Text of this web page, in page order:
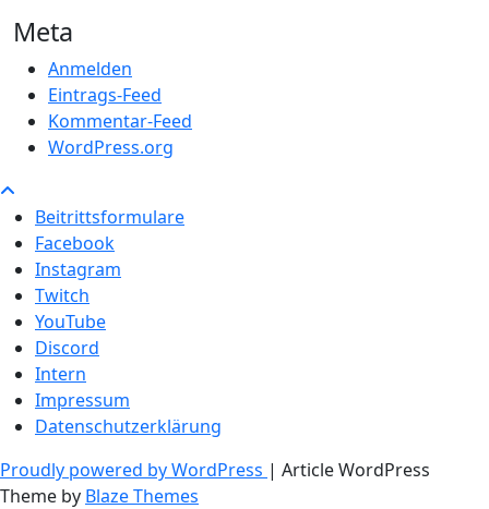
Meta
Anmelden
Eintrags-Feed
Kommentar-Feed
WordPress.org
Beitrittsformulare
Facebook
Instagram
Twitch
YouTube
Discord
Intern
Impressum
Datenschutzerklärung
Proudly powered by WordPress | Article WordPress
Theme by Blaze Themes